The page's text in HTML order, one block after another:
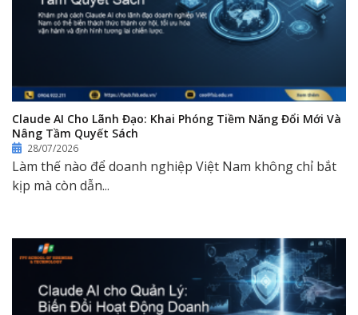
Claude AI Cho Lãnh Đạo: Khai Phóng Tiềm Năng Đổi Mới Và
Nâng Tầm Quyết Sách
28/07/2026
Làm thế nào để doanh nghiệp Việt Nam không chỉ bắt
kịp mà còn dẫn...